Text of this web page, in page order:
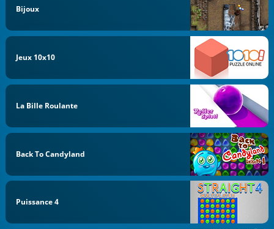
Bijoux
Jeux 10x10
La Bille Roulante
Back To Candyland
Puissance 4